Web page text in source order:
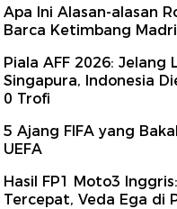
Apa Ini Alasan-alasan
Barca Ketimbang
Piala AFF 2026: Jelang
Singapura, Indonesia
0 Trofi
5 Ajang FIFA yang
UEFA
Hasil FP1 Moto3
Tercepat, Veda Ega di